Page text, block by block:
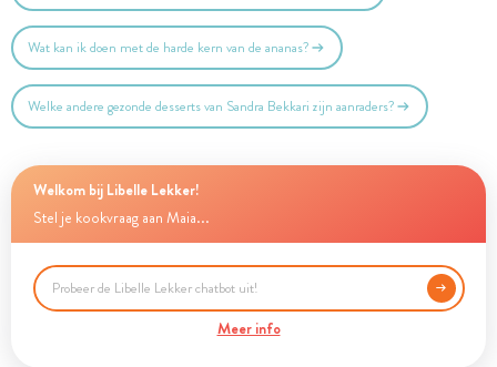
Wat kan ik doen met de harde kern van de ananas?
Welke andere gezonde desserts van Sandra Bekkari zijn aanraders?
Welkom bij Libelle Lekker!
Stel je kookvraag aan Maia...
Meer info